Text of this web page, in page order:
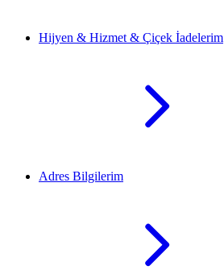
Hijyen & Hizmet & Çiçek İadelerim
Adres Bilgilerim